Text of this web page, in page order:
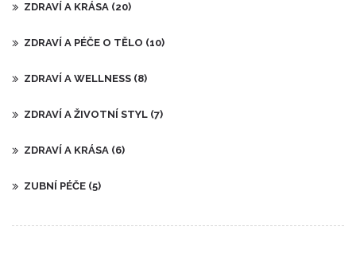
ZDRAVÍ A KRÁSA (20)
ZDRAVÍ A PÉČE O TĚLO (10)
ZDRAVÍ A WELLNESS (8)
ZDRAVÍ A ŽIVOTNÍ STYL (7)
ZDRAVÍ A KRÁSA (6)
ZUBNÍ PÉČE (5)